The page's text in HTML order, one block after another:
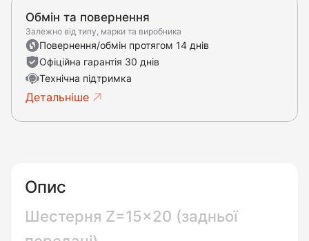
Обмін та повернення
Залежно від типу, марки та виробника
Повернення/обмін протягом 14 днів
Офіційна гарантія 30 днів
Технічна підтримка
Детальніше
Опис
Шестерня Z=15x20 (задньої